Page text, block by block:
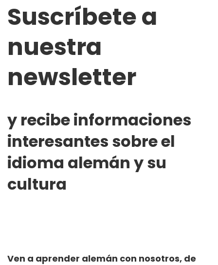
Suscríbete a
nuestra
newsletter
y recibe informaciones
interesantes sobre el
idioma alemán y su
cultura
Ven a aprender alemán con nosotros, de